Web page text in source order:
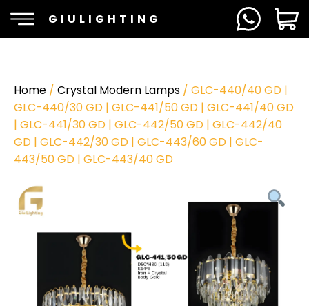
GIULIGHTING
Home / Crystal Modern Lamps / GLC-440/40 GD |
GLC-440/30 GD | GLC-441/50 GD | GLC-441/40 GD
| GLC-441/30 GD | GLC-442/50 GD | GLC-442/40
GD | GLC-442/30 GD | GLC-443/60 GD | GLC-
443/50 GD | GLC-443/40 GD